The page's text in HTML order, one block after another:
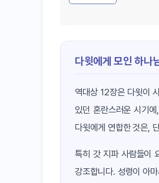
다윗에게 모인 하나
역대상 12장은 다윗이
있던 혼란스러운 시기
다윗에게 연합한 것은,
특히 갓 지파 사람들이
강조합니다. 성령이 아